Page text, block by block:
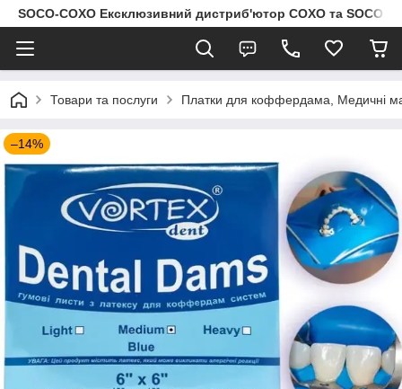
SOCO-COXO Ексклюзивний дистриб'ютор COXO та SOCO в
Товари та послуги Платки для коффердама, Медичні
–14%